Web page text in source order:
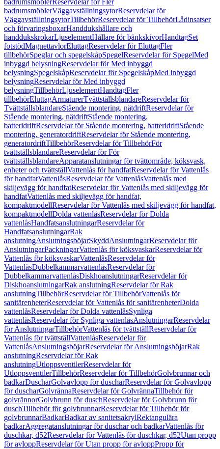
badrumsmöblerReservdelar för Fler
badrumsmöblerVäggavställningsytorReservdelar för
VäggavställningsytorTillbehörReservdelar för TillbehörLådinsatser
och förvaringsboxarHanddukshållare och
handdukskrokarLjuselementHållare för bänkskivorHandtagSet
fotstödMagnettavlorEluttagReservdelar för EluttagFler
tillbehörSpeglar och spegelskåpSpegelReservdelar för SpegelMed
inbyggd belysningReservdelar för Med inbyggd
belysningSpegelskåpReservdelar för SpegelskåpMed inbyggd
belysningReservdelar för Med inbyggd
belysningTillbehörLjuselementHandtagFler
tillbehörEluttagArmaturerTvättställsblandareReservdelar för
TvättställsblandareStående montering, nätdriftReservdelar för
Stående montering, nätdriftStående montering,
batteridriftReservdelar för Stående montering, batteridriftStående
montering, generatordriftReservdelar för Stående montering,
generatordriftTillbehörReservdelar för TillbehörFör
tvättställsblandareReservdelar för För
tvättställsblandareApparatanslutningar för tvättområde, köksvask,
enheter och tvättställVattenlås för handfatReservdelar för Vattenlås
för handfatVattenlåsReservdelar för VattenlåsVattenlås med
skiljevägg för handfatReservdelar för Vattenlås med skiljevägg för
handfatVattenlås med skiljevägg för handfat,
kompaktmodellReservdelar för Vattenlås med skiljevägg för handfat,
kompaktmodellDolda vattenlåsReservdelar för Dolda
vattenlåsHandfatsanslutningarReservdelar för
HandfatsanslutningarRak
anslutningAnslutningsböjarSkyddAnslutningarReservdelar för
AnslutningarPackningarVattenlås för köksvaskarReservdelar för
Vattenlås för köksvaskarVattenlåsReservdelar för
VattenlåsDubbelkammarvattenlåsReservdelar för
DubbelkammarvattenlåsDiskhoanslutningarReservdelar för
DiskhoanslutningarRak anslutningReservdelar för Rak
anslutningTillbehörReservdelar för TillbehörVattenlås för
sanitärenheterReservdelar för Vattenlås för sanitärenheterDolda
vattenlåsReservdelar för Dolda vattenlåsSynliga
vattenlåsReservdelar för Synliga vattenlåsAnslutningarReservdelar
för AnslutningarTillbehörVattenlås för tvättställReservdelar för
Vattenlås för tvättställVattenlåsReservdelar för
VattenlåsAnslutningsböjarReservdelar för AnslutningsböjarRak
anslutningReservdelar för Rak
anslutningUtloppsventilerReservdelar för
UtloppsventilerTillbehörReservdelar för TillbehörGolvbrunnar och
badkarDuscharGolvavlopp för duscharReservdelar för Golvavlopp
för duscharGolvrännaReservdelar för GolvrännaTillbehör för
golvrännorGolvbrunn för duschReservdelar för Golvbrunn för
duschTillbehör för golvbrunnarReservdelar för Tillbehör för
golvbrunnarBadkarBadkar av sanitetsakrylRektangulära
badkarAggregatanslutningar för duschar och badkarVattenlås för
duschkar, d52Reservdelar för Vattenlås för duschkar, d52Utan propp
för avloppReservdelar för Utan propp för avloppPropp för